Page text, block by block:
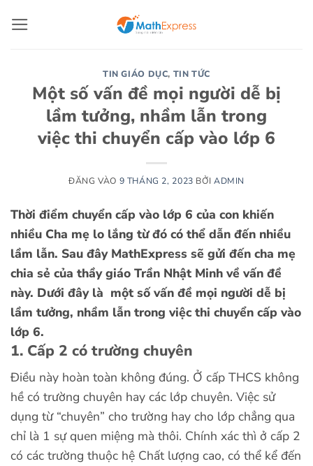
qua
TIN GIÁO DỤC, TIN TỨC
Một số vấn đề mọi người dễ bị
lầm tưởng, nhầm lẫn trong
việc thi chuyển cấp vào lớp 6
ĐĂNG VÀO 9 THÁNG 2, 2023 BỞI ADMIN
Thời điểm chuyển cấp vào lớp 6 của con khiến
nhiều Cha mẹ lo lắng từ đó có thể dẫn đến nhiều
lầm lẫn. Sau đây MathExpress sẽ gửi đến cha mẹ
chia sẻ của thầy giáo Trần Nhật Minh về vấn đề
này. Dưới đây là một số vấn đề mọi người dễ bị
lầm tưởng, nhầm lẫn trong việc thi chuyển cấp vào
lớp 6.
1. Cấp 2 có trường chuyên
Điều này hoàn toàn không đúng. Ở cấp THCS không
hề có trường chuyên hay các lớp chuyên. Việc sử
dụng từ “chuyên” cho trường hay cho lớp chẳng qua
chỉ là 1 sự quen miệng mà thôi. Chính xác thì ở cấp 2
có các trường thuộc hệ Chất lượng cao, có thể kể đến